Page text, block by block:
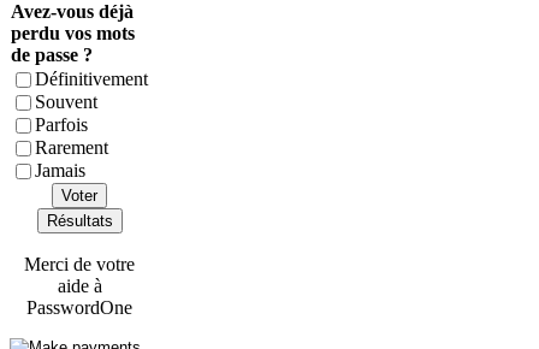
Avez-vous déjà
perdu vos mots
de passe ?
Définitivement
Souvent
Parfois
Rarement
Jamais
Voter
Résultats
Merci de votre
aide à
PasswordOne